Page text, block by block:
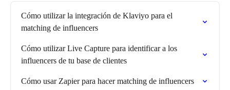
Cómo utilizar la integración de Klaviyo para el
matching de influencers
Cómo utilizar Live Capture para identificar a los
influencers de tu base de clientes
Cómo usar Zapier para hacer matching de influencers